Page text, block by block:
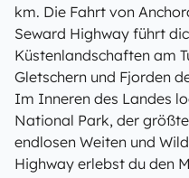
km. Die Fahrt von
Seward Highway führt
Küstenlandschaften am
Gletschern und Fjorden
Im Inneren des Landes
National Park, der
endlosen Weiten und
Highway erlebst du den